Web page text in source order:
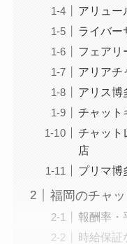
アリュー
ライバー
フェアリ
アリアチ
アリス博
チャット
チャット
店
プリマ博
福岡のチャ
報酬率・
時給保証